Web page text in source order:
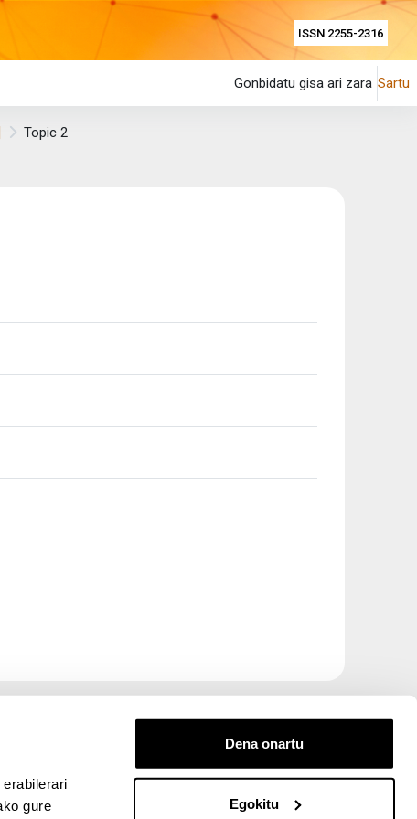
gure
Dena onartu
Egokitu
ISSN 2255-2316
Gonbidatu gisa ari zara Sartu
Topic 2
nueva)
ventana nueva)
(abre ventana nueva)
en YouTube (abre ventana nueva)